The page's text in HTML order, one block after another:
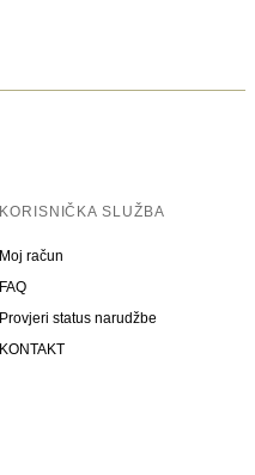
KORISNIČKA SLUŽBA
Moj račun
FAQ
Provjeri status narudžbe
KONTAKT